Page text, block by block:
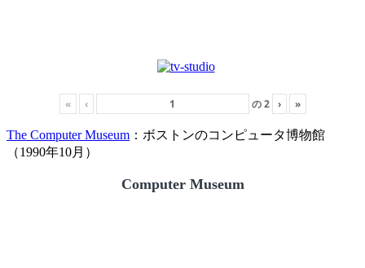
« ‹ の2 › »
The Computer Museum ：ボストンのコンピュータ博物館
（1990年10月）
Computer Museum